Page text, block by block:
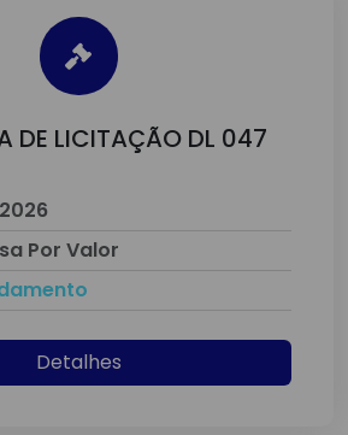
DE LICITAÇÃO DL 047
Por Valor
Detalhes